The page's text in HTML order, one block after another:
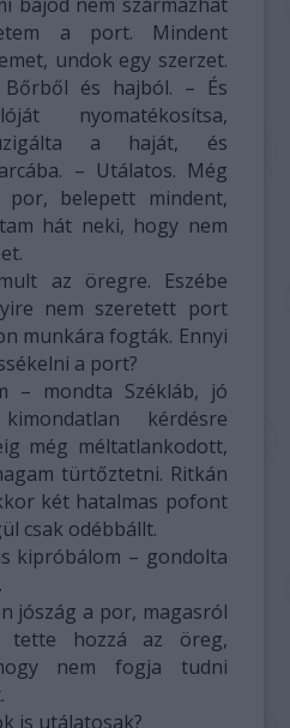
a port. Mindent
undok egy szerzet.
és hajból. – És
nyomatékosítsa,
a haját, és
– Utálatos. Még
belepett mindent,
hát neki, hogy nem
az öregre. Eszébe
nem szeretett port
munkára fogták. Ennyi
a port?
– mondta Székláb, jó
kérdésre
még méltatlankodott,
türtőztetni. Ritkán
két hatalmas pofont
csak odébbállt.
kipróbálom – gondolta
jószág a por, magasról
tette hozzá az öreg,
nem fogja tudni
is utálatosak?